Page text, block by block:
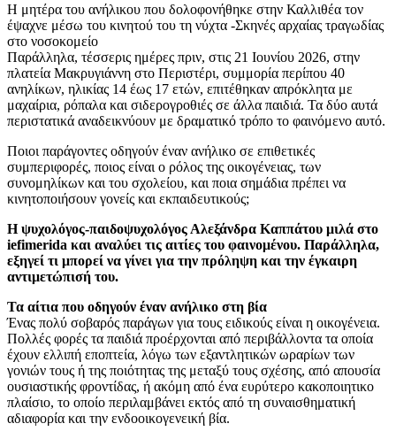
Η μητέρα του ανήλικου που δολοφονήθηκε στην Καλλιθέα τον
έψαχνε μέσω του κινητού του τη νύχτα -Σκηνές αρχαίας τραγωδίας
στο νοσοκομείο
Παράλληλα, τέσσερις ημέρες πριν, στις 21 Ιουνίου 2026, στην
πλατεία Μακρυγιάννη στο Περιστέρι, συμμορία περίπου 40
ανηλίκων, ηλικίας 14 έως 17 ετών, επιτέθηκαν απρόκλητα με
μαχαίρια, ρόπαλα και σιδερογροθιές σε άλλα παιδιά. Τα δύο αυτά
περιστατικά αναδεικνύουν με δραματικό τρόπο το φαινόμενο αυτό.
Ποιοι παράγοντες οδηγούν έναν ανήλικο σε επιθετικές
συμπεριφορές, ποιος είναι ο ρόλος της οικογένειας, των
συνομηλίκων και του σχολείου, και ποια σημάδια πρέπει να
κινητοποιήσουν γονείς και εκπαιδευτικούς;
Η ψυχολόγος-παιδοψυχολόγος Αλεξάνδρα Καππάτου μιλά στο
iefimerida και αναλύει τις αιτίες του φαινομένου. Παράλληλα,
εξηγεί τι μπορεί να γίνει για την πρόληψη και την έγκαιρη
αντιμετώπισή του.
Τα αίτια που οδηγούν έναν ανήλικο στη βία
Ένας πολύ σοβαρός παράγων για τους ειδικούς είναι η οικογένεια.
Πολλές φορές τα παιδιά προέρχονται από περιβάλλοντα τα οποία
έχουν ελλιπή εποπτεία, λόγω των εξαντλητικών ωραρίων των
γονιών τους ή της ποιότητας της μεταξύ τους σχέσης, από απουσία
ουσιαστικής φροντίδας, ή ακόμη από ένα ευρύτερο κακοποιητικο
πλαίσιο, το οποίο περιλαμβάνει εκτός από τη συναισθηματική
αδιαφορία και την ενδοοικογενεική βία.